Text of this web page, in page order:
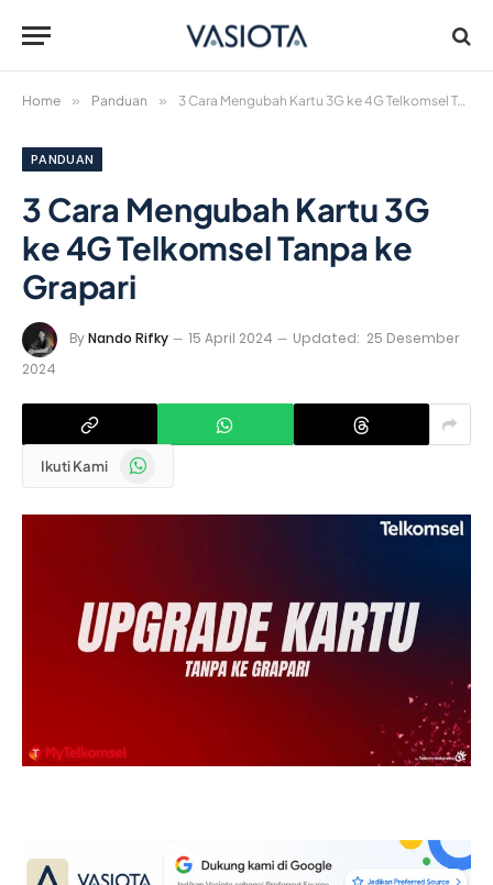
Home » Panduan » 3 Cara Mengubah Kartu 3G ke 4G Telkomsel Tanpa ke Grapari
PANDUAN
3 Cara Mengubah Kartu 3G
ke 4G Telkomsel Tanpa ke
Grapari
ByNando Rifky 15 April 2024 Updated: 25 Desember
2024
Ikuti Kami WhatsApp